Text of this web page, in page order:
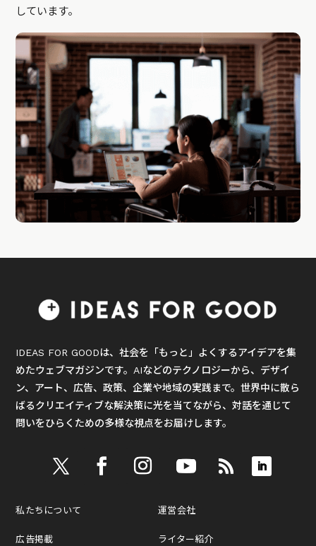
しています。
IDEAS FOR GOODは、社会を「もっと」よくするアイデアを集
めたウェブマガジンです。AIなどのテクノロジーから、デザイ
ン、アート、広告、政策、企業や地域の実践まで。世界中に散ら
ばるクリエイティブな解決策に光を当てながら、対話を通じて
問いをひらくための多様な視点をお届けします。
私たちについて
広告掲載
運営会社
ライター紹介